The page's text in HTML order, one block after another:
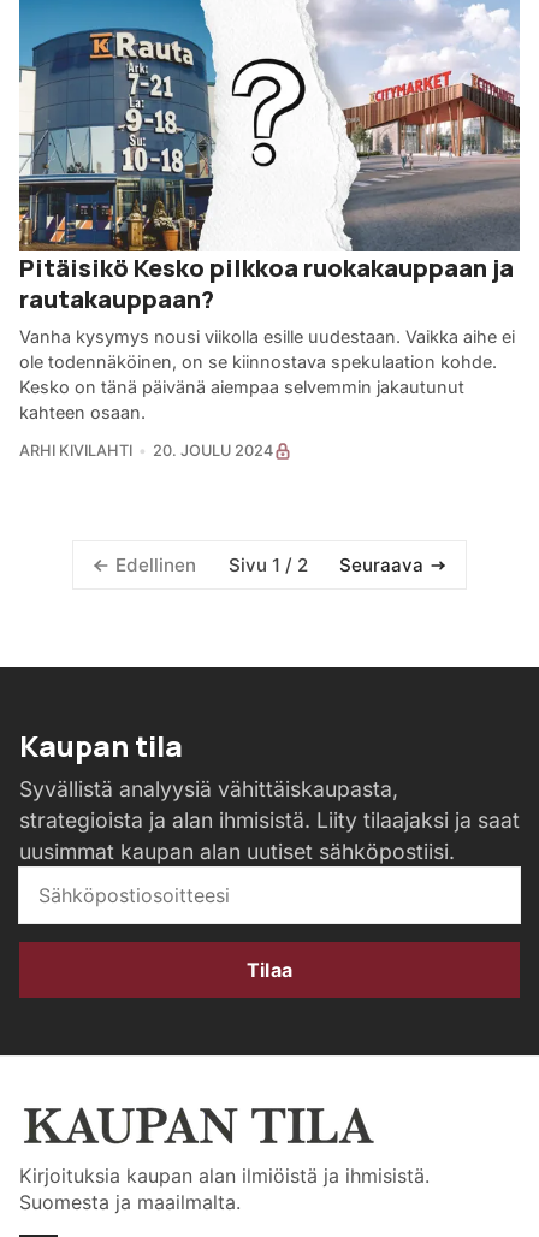
Pitäisikö Kesko pilkkoa ruokakauppaan ja
rautakauppaan?
Vanha kysymys nousi viikolla esille uudestaan. Vaikka aihe ei
ole todennäköinen, on se kiinnostava spekulaation kohde.
Kesko on tänä päivänä aiempaa selvemmin jakautunut
kahteen osaan.
ARHI KIVILAHTI 20. JOULU 2024
Edellinen Sivu 1 / 2 Seuraava
Kaupan tila
Syvällistä analyysiä vähittäiskaupasta,
strategioista ja alan ihmisistä. Liity tilaajaksi ja saat
uusimmat kaupan alan uutiset sähköpostiisi.
Tilaa
Kirjoituksia kaupan alan ilmiöistä ja ihmisistä.
Suomesta ja maailmalta.